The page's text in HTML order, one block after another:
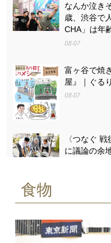
なんか泣き
歳、渋谷で
CHA」は年
08-07
富ヶ谷で焼
屋』｜ぐる
08-07
〈つなぐ
に議論の余
〈つなぐ 戦
（85） 4歳
れない」
食物